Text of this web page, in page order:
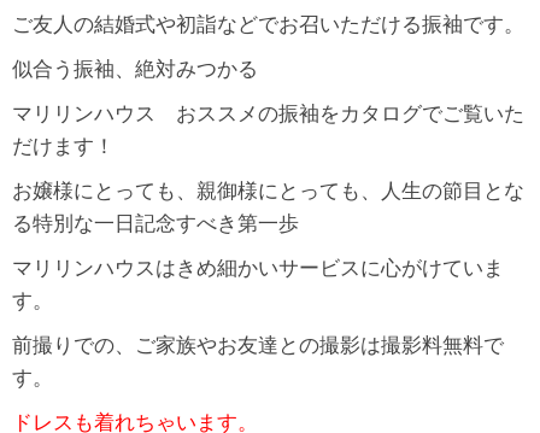
ご友人の結婚式や初詣などでお召いただける振袖です。
似合う振袖、絶対みつかる
マリリンハウス おススメの振袖をカタログでご覧いた
だけます！
お嬢様にとっても、親御様にとっても、人生の節目とな
る特別な一日記念すべき第一歩
マリリンハウスはきめ細かいサービスに心がけていま
す。
前撮りでの、ご家族やお友達との撮影は撮影料無料で
す。
ドレスも着れちゃいます。